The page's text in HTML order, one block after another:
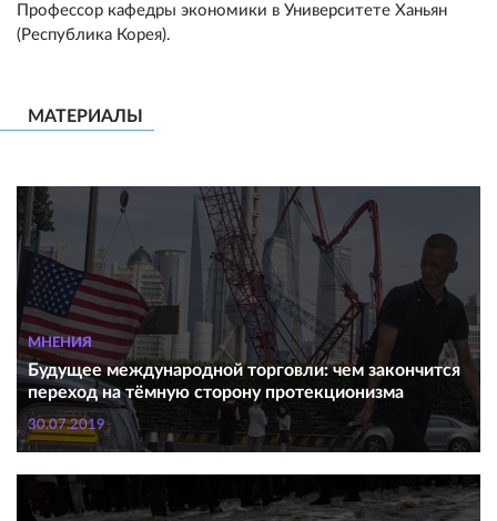
Профессор кафедры экономики в Университете Ханьян
(Республика Корея).
МАТЕРИАЛЫ
МНЕНИЯ
Будущее международной торговли: чем закончится
переход на тёмную сторону протекционизма
30.07.2019